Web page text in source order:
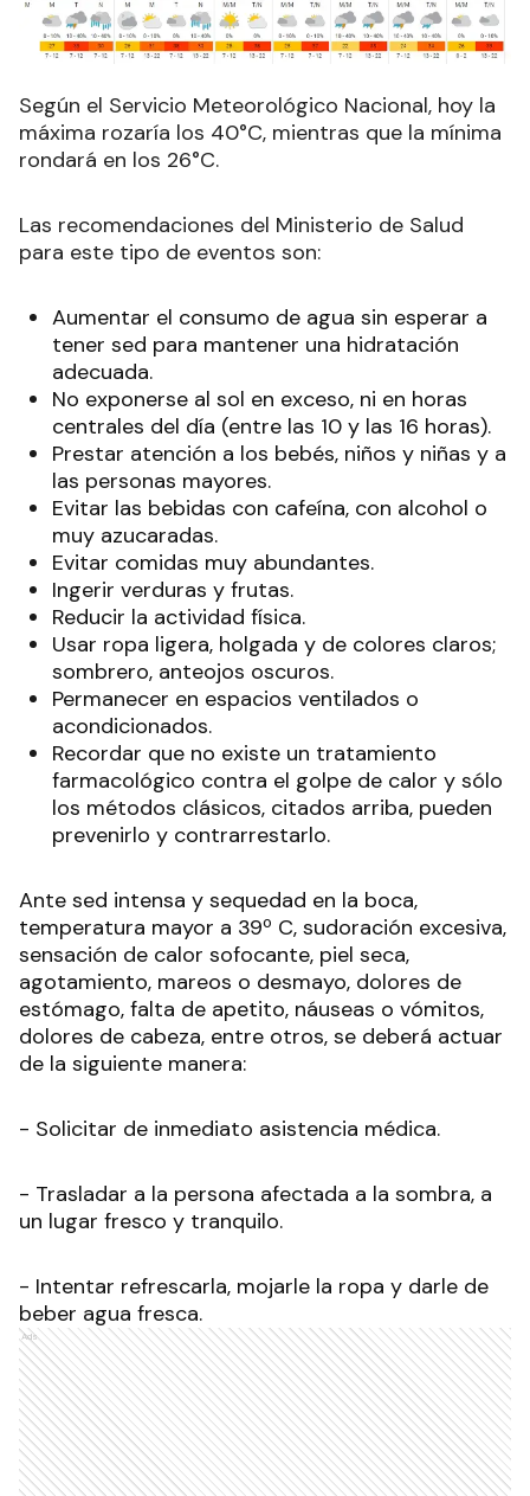
Según el Servicio Meteorológico Nacional, hoy la
máxima rozaría los 40°C, mientras que la mínima
rondará en los 26°C.
Las recomendaciones del Ministerio de Salud
para este tipo de eventos son:
Aumentar el consumo de agua sin esperar a
tener sed para mantener una hidratación
adecuada.
No exponerse al sol en exceso, ni en horas
centrales del día (entre las 10 y las 16 horas).
Prestar atención a los bebés, niños y niñas y a
las personas mayores.
Evitar las bebidas con cafeína, con alcohol o
muy azucaradas.
Evitar comidas muy abundantes.
Ingerir verduras y frutas.
Reducir la actividad física.
Usar ropa ligera, holgada y de colores claros;
sombrero, anteojos oscuros.
Permanecer en espacios ventilados o
acondicionados.
Recordar que no existe un tratamiento
farmacológico contra el golpe de calor y sólo
los métodos clásicos, citados arriba, pueden
prevenirlo y contrarrestarlo.
Ante sed intensa y sequedad en la boca,
temperatura mayor a 39º C, sudoración excesiva,
sensación de calor sofocante, piel seca,
agotamiento, mareos o desmayo, dolores de
estómago, falta de apetito, náuseas o vómitos,
dolores de cabeza, entre otros, se deberá actuar
de la siguiente manera:
- Solicitar de inmediato asistencia médica.
- Trasladar a la persona afectada a la sombra, a
un lugar fresco y tranquilo.
- Intentar refrescarla, mojarle la ropa y darle de
beber agua fresca.
Ads